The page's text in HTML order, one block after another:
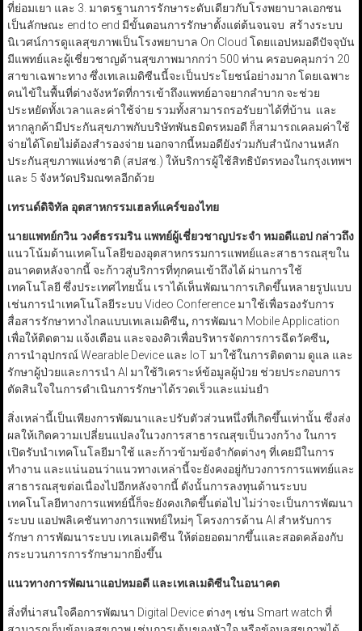
ที่ย่อมเยา และ 3. มาตรฐานการรักษาระดับเดียวกับโรงพยาบาลเอกชน
เป็นลักษณะ end to end มีขั้นตอนการรักษาตั้งแต่ต้นจนจบ สร้างระบบ
นิเวศน์การดูแลสุขภาพเป็นโรงพยาบาล On Cloud โดยแอปหมอดีปัจจุบัน
มีแพทย์และผู้เชี่ยวชาญด้านสุขภาพมากกว่า 500 ท่าน ครอบคลุมกว่า 20
สาขาเฉพาะทาง ซึ่งเทเลเมดิซีนนี้จะเป็นประโยชน์อย่างมาก โดยเฉพาะ
คนไข้ในพื้นที่ต่างจังหวัดที่การเข้าถึงแพทย์อาจยากลำบาก จะช่วย
ประหยัดทั้งเวลาและค่าใช้จ่าย รวมทั้งสามารถรอรับยาได้ที่บ้าน และ
หากลูกค้ามีประกันสุขภาพกับบริษัทพันธมิตรหมอดี ก็สามารถเคลมค่าใช้
จ่ายได้โดยไม่ต้องสำรองจ่าย นอกจากนี้หมอดียังร่วมกับสำนักงานหลัก
ประกันสุขภาพแห่งชาติ (สปสช.) ให้บริการผู้ใช้สิทธิบัตรทองในกรุงเทพฯ
และ 5 จังหวัดปริมณฑลอีกด้วย
เทรนด์ดิจิทัล อุตสาหกรรมเฮลท์แคร์ของไทย
นายแพทย์กวิน วงศ์ธรรมริน แพทย์ผู้เชี่ยวชาญประจำ หมอดีแอป กล่าวถึง
แนวโน้มด้านเทคโนโลยีของอุตสาหกรรมการแพทย์และสาธารณสุขใน
อนาคตหลังจากนี้ จะก้าวสู่บริการที่ทุกคนเข้าถึงได้ ผ่านการใช้
เทคโนโลยี ซึ่งประเทศไทยนั้น เราได้เห็นพัฒนาการเกิดขึ้นหลายรูปแบบ
เช่นการนำเทคโนโลยีระบบ Video Conference มาใช้เพื่อรองรับการ
สื่อสารรักษาทางไกลแบบเทเลเมดิซีน, การพัฒนา Mobile Application
เพื่อให้ติดตาม แจ้งเตือน และจองคิวเพื่อบริหารจัดการการฉีดวัคซีน,
การนำอุปกรณ์ Wearable Device และ IoT มาใช้ในการติดตาม ดูแล และ
รักษาผู้ป่วยและการนำ AI มาใช้วิเคราะห์ข้อมูลผู้ป่วย ช่วยประกอบการ
ตัดสินใจในการดำเนินการรักษาได้รวดเร็วและแม่นยำ
สิ่งเหล่านี้เป็นเพียงการพัฒนาและปรับตัวส่วนหนึ่งที่เกิดขึ้นเท่านั้น ซึ่งส่ง
ผลให้เกิดความเปลี่ยนแปลงในวงการสาธารณสุขเป็นวงกว้าง ในการ
เปิดรับนำเทคโนโลยีมาใช้ และก้าวข้ามข้อจำกัดต่างๆ ที่เคยมีในการ
ทำงาน และแน่นอนว่าแนวทางเหล่านี้จะยังคงอยู่กับวงการการแพทย์และ
สาธารณสุขต่อเนื่องไปอีกหลังจากนี้ ดังนั้นการลงทุนด้านระบบ
เทคโนโลยีทางการแพทย์นี้ก็จะยังคงเกิดขึ้นต่อไป ไม่ว่าจะเป็นการพัฒนา
ระบบ แอปพลิเคชันทางการแพทย์ใหม่ๆ โครงการด้าน AI สำหรับการ
รักษา การพัฒนาระบบ เทเลเมดิซีน ให้ต่อยอดมากขึ้นและสอดคล้องกับ
กระบวนการการรักษามากยิ่งขึ้น
แนวทางการพัฒนาแอปหมอดี และเทเลเมดิซีนในอนาคต
สิ่งที่น่าสนใจคือการพัฒนา Digital Device ต่างๆ เช่น Smart watch ที่